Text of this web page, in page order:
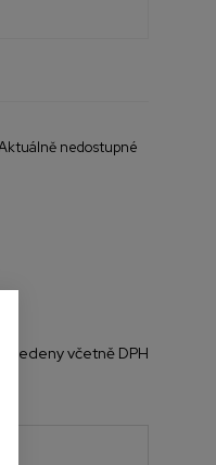
nedostupné
včetně DPH